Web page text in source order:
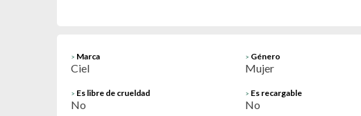
> Marca
Ciel
> Género
Mujer
> Es libre de crueldad
No
> Es recargable
No